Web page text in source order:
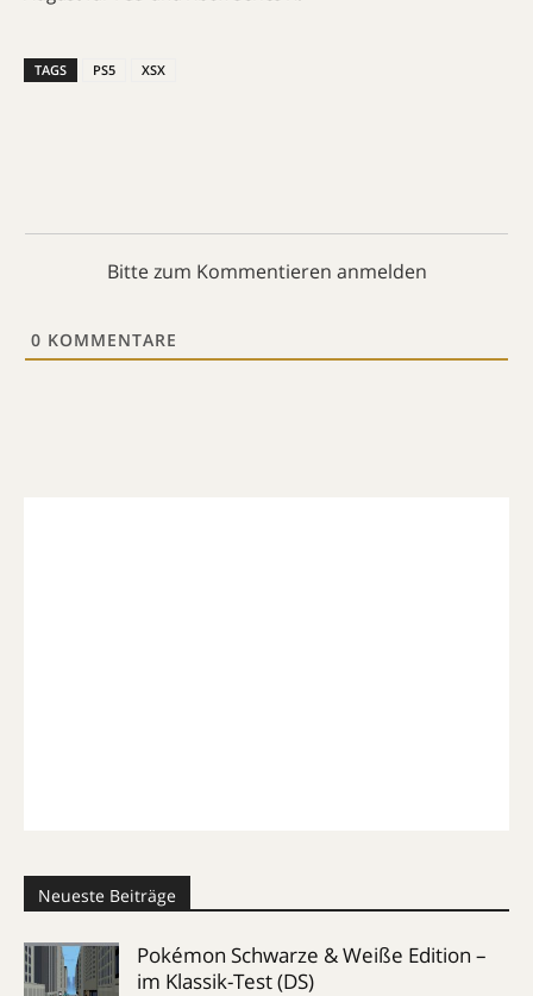
TAGS PS5 XSX
Bitte zum Kommentieren anmelden
0 KOMMENTARE
Neueste Beiträge
Pokémon Schwarze & Weiße Edition –
im Klassik-Test (DS)